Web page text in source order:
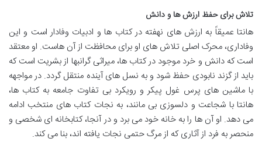
تلاش برای حفظ ارزش ها و دانش
هانتا عمیقاً به ارزش های نهفته در کتاب ها و ادبیات وفادار است و این
وفاداری، محرک اصلی تلاش های او برای محافظت از آن هاست. او معتقد
است که دانش و خرد موجود در کتاب ها، میراثی گرانبها از بشریت است که
باید از گزند نابودی حفظ شود و به نسل های آینده منتقل گردد. در مواجهه
با ماشین های پرس غول پیکر و رویکرد بی تفاوت جامعه به کتاب ها،
هانتا با شجاعت و دلسوزی بی مانند، به نجات کتاب های منتخب ادامه
می دهد. او آن ها را به خانه خود می برد و در آنجا، کتابخانه ای شخصی و
منحصر به فرد از آثاری که از مرگ حتمی نجات یافته اند، بنا می کند.